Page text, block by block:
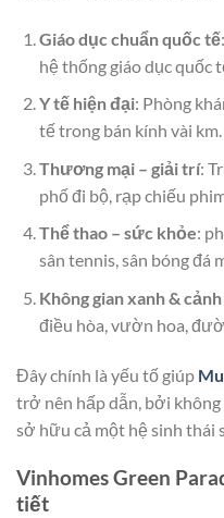
Giáo dục chuẩn quốc tế
hệ thống giáo dục quốc
Y tế hiện đại: Phòng
tế trong bán kính vài km.
Thương mại – giải trí:
phố đi bộ, rạp chiếu
Thể thao – sức khỏe:
sân tennis, sân bóng đá
Không gian xanh &
điều hòa, vườn hoa,
Đây chính là yếu tố giúp
trở nên hấp dẫn, bởi không
sở hữu cả một hệ sinh thái
Vinhomes Green
tiết